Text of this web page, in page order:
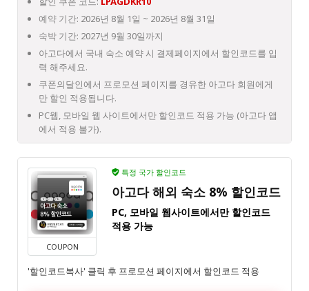
예약 기간: 2026년 8월 1일 ~ 2026년 8월 31일
숙박 기간: 2027년 9월 30일까지
아고다에서 국내 숙소 예약 시 결제페이지에서 할인코드를 입
력 해주세요.
쿠폰의달인에서 프로모션 페이지를 경유한 아고다 회원에게
만 할인 적용됩니다.
PC웹, 모바일 웹 사이트에서만 할인코드 적용 가능 (아고다 앱
에서 적용 불가).
COUPON
특정 국가 할인코드
아고다 해외 숙소 8% 할인코드
PC, 모바일 웹사이트에서만 할인코드
적용 가능
'할인코드복사' 클릭 후 프로모션 페이지에서 할인코드 적용